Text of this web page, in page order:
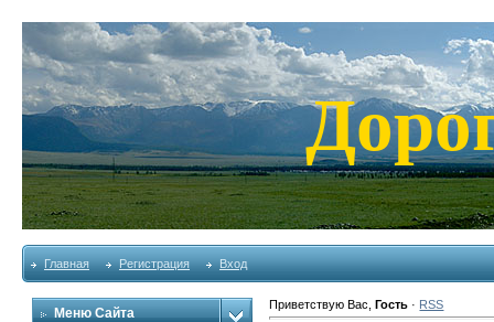
Главная Регистрация Вход
Меню Сайта
Приветствую Вас ,Гость · RSS